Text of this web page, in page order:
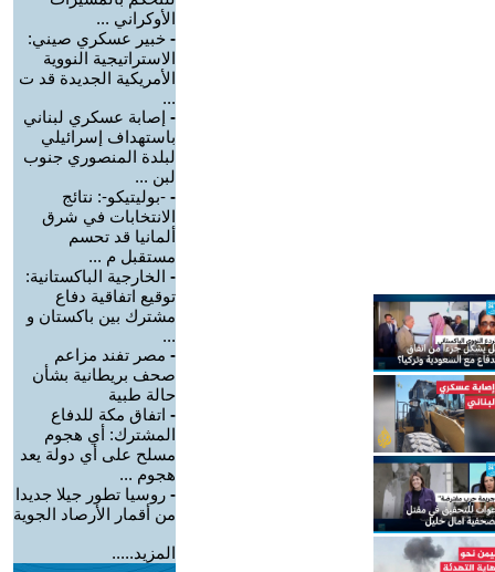
الأوكراني ...
- خبير عسكري صيني:
الاستراتيجية النووية
الأمريكية الجديدة قد ت
...
- إصابة عسكري لبناني
باستهداف إسرائيلي
لبلدة المنصوري جنوب
لبن ...
- -بوليتيكو-: نتائج
الانتخابات في شرق
ألمانيا قد تحسم
مستقبل م ...
- الخارجية الباكستانية:
توقيع اتفاقية دفاع
مشترك بين باكستان و
...
- مصر تفند مزاعم
صحف بريطانية بشأن
حالة طبية
- ‏اتفاق مكة للدفاع
المشترك: أي هجوم
مسلح على أي دولة يعد
هجوم ...
- روسيا تطور جيلا جديدا
من أقمار الأرصاد الجوية
المزيد.....